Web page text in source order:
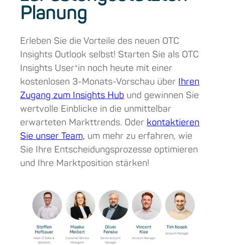
Planung
Erleben Sie die Vorteile des neuen OTC
Insights Outlook selbst! Starten Sie als OTC
Insights User*in noch heute mit einer
kostenlosen 3-Monats-Vorschau über
Ihren
Zugang zum Insights Hub und gewinnen Sie
wertvolle Einblicke in die unmittelbar
erwarteten Markttrends. Oder kontaktieren
Sie unser Team, um mehr zu erfahren, wie
Sie Ihre Entscheidungsprozesse optimieren
und Ihre Marktposition stärken!